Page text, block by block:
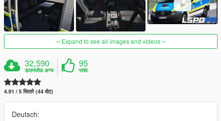
Expand to see all images and videos
32,590
डाउनलोड अन्य
95
पसंद
4.91 / 5 सितारे (44 वोट)
Deutsch: